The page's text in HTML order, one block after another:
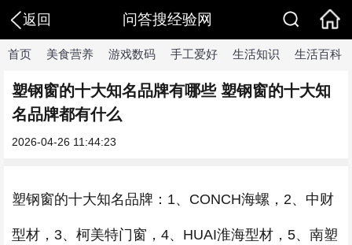
返回 问答搜经验网
首页 美食营养 游戏数码 手工爱好 生活知识 生活百科
塑钢窗的十大知名品牌有哪些 塑钢窗的十大知
名品牌都有什么
2026-04-26 11:44:23
塑钢窗的十大知名品牌：1、CONCH海螺，2、中财
型材，3、柯美特门窗，4、HUAI淮海型材，5、南塑